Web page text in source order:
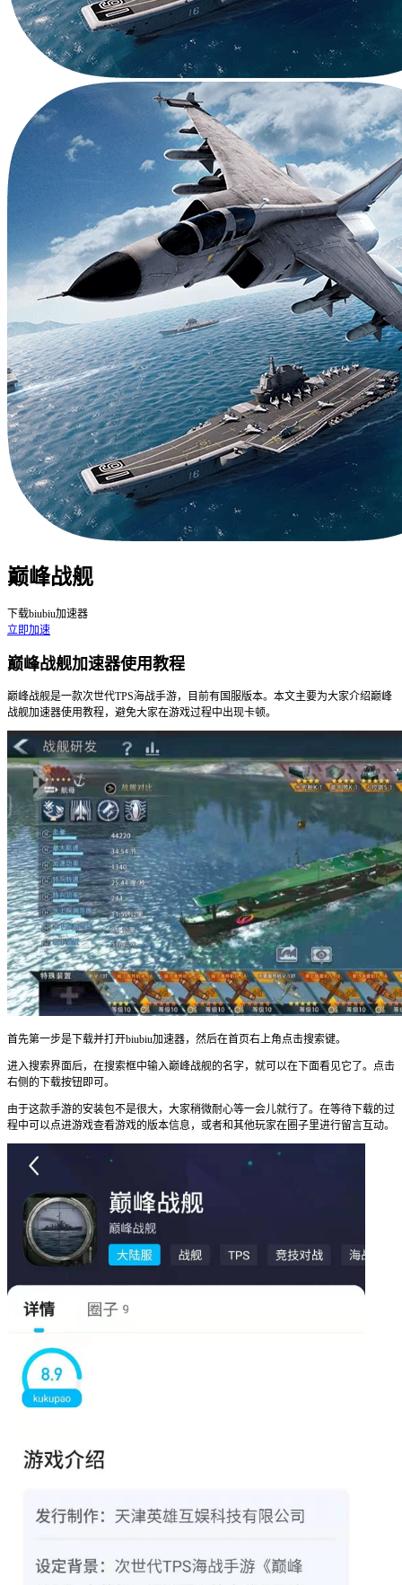
巅峰战舰
下载biubiu加速器
立即加速
巅峰战舰加速器使用教程
巅峰战舰是一款次世代TPS海战手游，目前有国服版本。本文主要为大家介绍巅峰
战舰加速器使用教程，避免大家在游戏过程中出现卡顿。
首先第一步是下载并打开biubiu加速器，然后在首页右上角点击搜索键。
进入搜索界面后，在搜索框中输入巅峰战舰的名字，就可以在下面看见它了。点击
右侧的下载按钮即可。
由于这款手游的安装包不是很大，大家稍微耐心等一会儿就行了。在等待下载的过
程中可以点进游戏查看游戏的版本信息，或者和其他玩家在圈子里进行留言互动。